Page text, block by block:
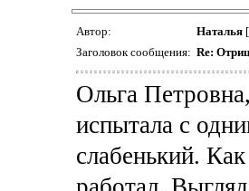
Автор: Наталья[
Заголовок сообщения: Re:
Ольга
испытала с
слабенький.